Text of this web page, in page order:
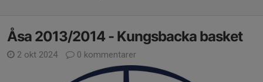
Åsa 2013/2014 - Kungsbacka basket
2 okt 2024 0 kommentarer